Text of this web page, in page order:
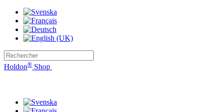
Holdon® Shop